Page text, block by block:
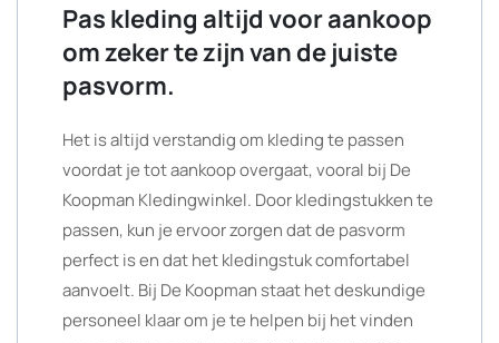
Pas kleding altijd voor aankoop
om zeker te zijn van de juiste
pasvorm.
Het is altijd verstandig om kleding te passen
voordat je tot aankoop overgaat, vooral bij De
Koopman Kledingwinkel. Door kledingstukken te
passen, kun je ervoor zorgen dat de pasvorm
perfect is en dat het kledingstuk comfortabel
aanvoelt. Bij De Koopman staat het deskundige
personeel klaar om je te helpen bij het vinden